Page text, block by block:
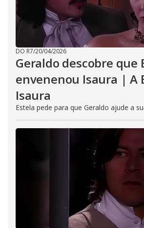
DO R7/20/04/2026
Geraldo descobre que
envenenou Isaura | A
Isaura
Estela pede para que Geraldo ajude a